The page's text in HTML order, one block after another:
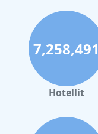
7,258,491
Hotellit